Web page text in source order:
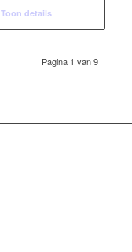
Toon details
Pagina 1 van 9